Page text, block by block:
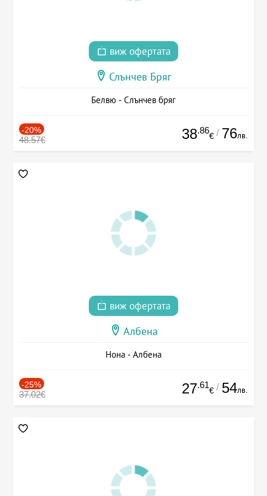
виж офертата
Слънчев Бряг
Белвю - Слънчев бряг
-20%
48.57€ 38.86
€ / 76лв.
виж офертата
Албена
Нона - Албена
-25%
37.02€ 27.61
€ / 54лв.